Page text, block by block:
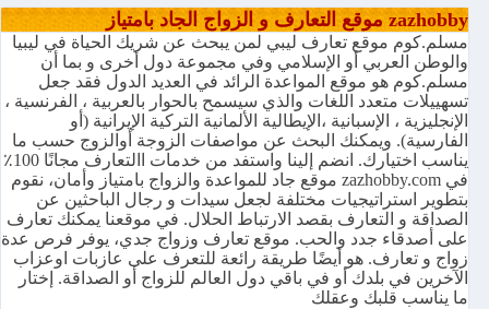
zazhobby موقع التعارف و الزواج الجاد بامتياز
مسلم.كوم موقع تعارف ليبي لمن يبحث عن شريك الحياة في ليبيا
والوطن العربي أو الإسلامي وفي مجموعة دول أخرى و بما أن
مسلم.كوم هو موقع المواعدة الرائد في العديد الدول فقد جعل
تسهييلات متعدد اللغات والذي سيسمح بالحوار بالعربية ، الفرنسية ،
الإنجليزية ، الإسبانية ،الإيطالية الألمانية التركية الإيرانية (أو
الفارسية). ويمكنك البحث عن مواصفات الزوجة أوالزوج حسب ما
يناسب اختيارك. انضم إلينا واستفد من خدمات االتعارف مجانًا 100٪
في zazhobby.com موقع جاد للمواعدة والزواج بامتياز وأمان، نقوم
بتطوير استراتيجيات مختلفة لجعل سيدات و رجال الباحثين عن
الصداقة و التعارف بقصد الارتباط الحلال. في موقعنا يمكنك تعارف
على أصدقاء جدد والحب. موقع تعارف وزواج جدي، يوفر فرص عدة
زواج و تعارف. هو أيضًا طريقة رائعة للتعرف على عازبات اوعزاب
الآخرين في بلدك أو في باقي دول العالم للزواج أو الصداقة. إختار
ما يناسب قلبك وعقلك